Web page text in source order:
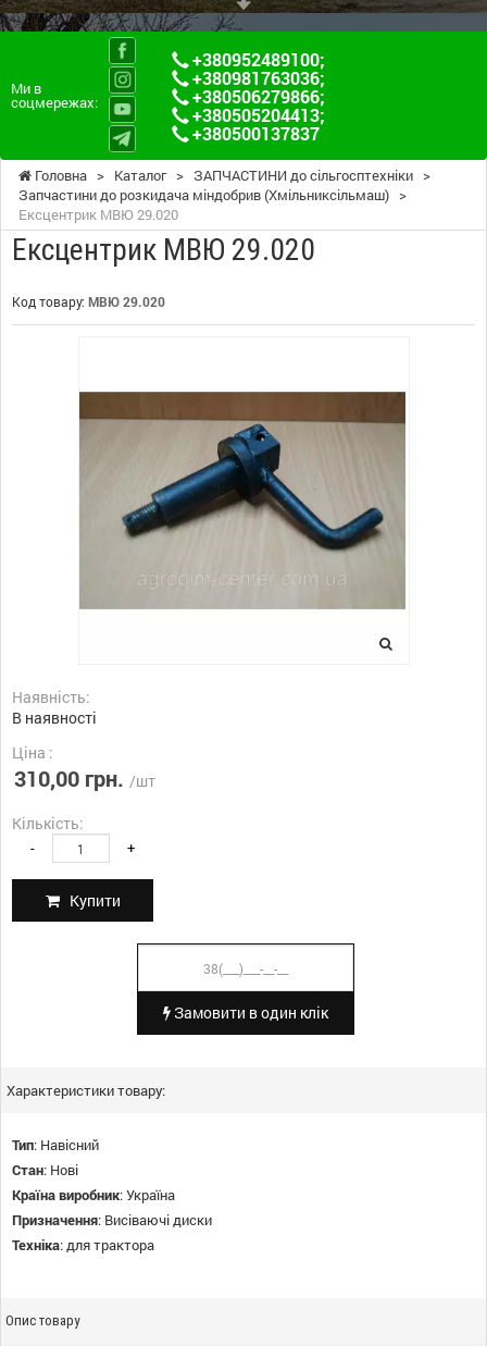
Ми в
соцмережах:
+380952489100;
+380981763036;
+380506279866;
+380505204413;
+380500137837
Головна > Каталог > ЗАПЧАСТИНИ до сільгосптехніки >
Запчастини до розкидача міндобрив (Хмільниксільмаш) >
Ексцентрик МВЮ 29.020
Ексцентрик МВЮ 29.020
Код товару: МВЮ 29.020
Наявність:
В наявності
Ціна :
310,00 грн. /шт
Кількість:
- +
Купити
Замовити в один клік
Характеристики товару:
Тип: Навісний
Стан: Нові
Країна виробник:Україна
Призначення: Висіваючі диски
Техніка:для трактора
Опис товару